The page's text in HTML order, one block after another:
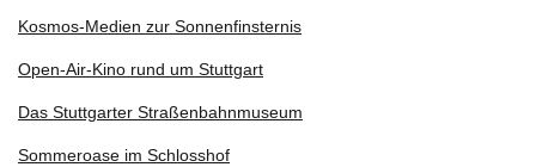
Kosmos-Medien zur Sonnenfinsternis
Open-Air-Kino rund um Stuttgart
Das Stuttgarter Straßenbahnmuseum
Sommeroase im Schlosshof